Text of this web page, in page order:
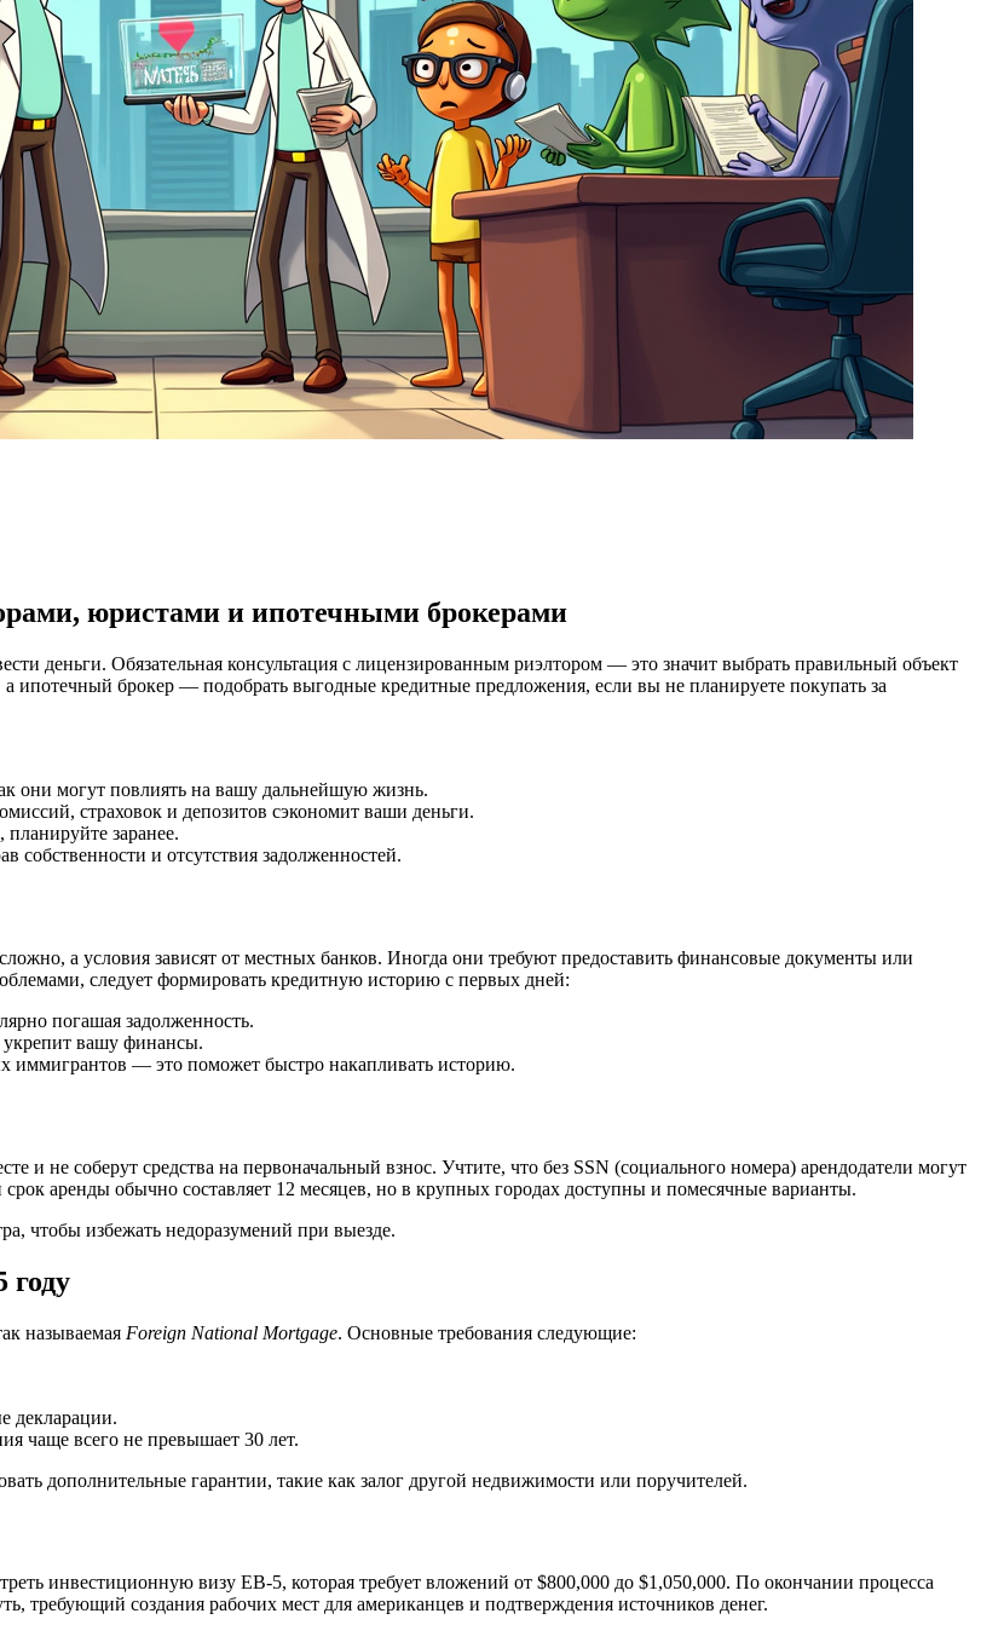
юристами и ипотечными брокерами
деньги. Обязательная консультация с лицензированным риэлтором — это значит выбрать правильный объект
брокер — подобрать выгодные кредитные предложения, если вы не планируете покупать за
они могут повлиять на вашу дальнейшую жизнь.
страховок и депозитов сэкономит ваши деньги.
заранее.
собственности и отсутствия задолженностей.
а условия зависят от местных банков. Иногда они требуют предоставить финансовые документы или
следует формировать кредитную историю с первых дней:
погашая задолженность.
укрепит вашу финансы.
иммигрантов — это поможет быстро накапливать историю.
и не соберут средства на первоначальный взнос. Учтите, что без SSN (социального номера) арендодатели могут
аренды обычно составляет 12 месяцев, но в крупных городах доступны и помесячные варианты.
чтобы избежать недоразумений при выезде.
году
называемая Foreign National Mortgage. Основные требования следующие:
декларации.
чаще всего не превышает 30 лет.
дополнительные гарантии, такие как залог другой недвижимости или поручителей.
инвестиционную визу EB-5, которая требует вложений от $800,000 до $1,050,000. По окончании процесса
требующий создания рабочих мест для американцев и подтверждения источников денег.